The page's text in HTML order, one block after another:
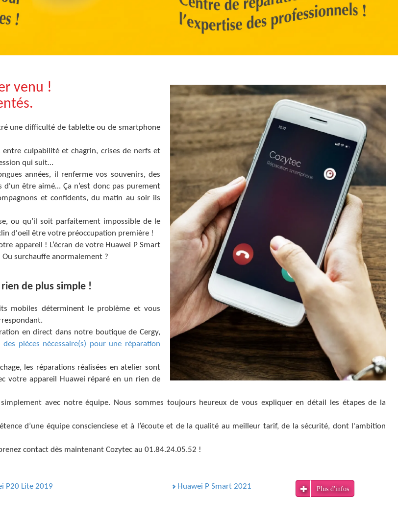
venu !
une difficulté de tablette ou de smartphone
culpabilité et chagrin, crises de nerfs et
qui suit…
années, il renferme vos souvenirs, des
d'un être aimé… Ça n’est donc pas purement
et confidents, du matin au soir ils
ou qu’il soit parfaitement impossible de le
d'oeil être votre préoccupation première !
appareil ! L’écran de votre Huawei P Smart
Ou surchauffe anormalement ?
de plus simple !
mobiles déterminent le problème et vous
en direct dans notre boutique de Cergy,
des pièces nécessaire(s) pour une réparation
les réparations réalisées en atelier sont
votre appareil Huawei réparé en un rien de
avec notre équipe. Nous sommes toujours heureux de vous expliquer en détail les étapes de la
d’une équipe conscienciese et à l’écoute et de la qualité au meilleur tarif, de la sécurité, dont l'ambition
contact dès maintenant Cozytec au 01.84.24.05.52 !
P20 Lite 2019
Huawei P Smart 2021
Plus d'infos